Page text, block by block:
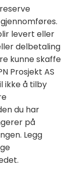
levert eller
delbetaling
kunne skaffe
Prosjekt AS
ikke å tilby
du har
på
Legg